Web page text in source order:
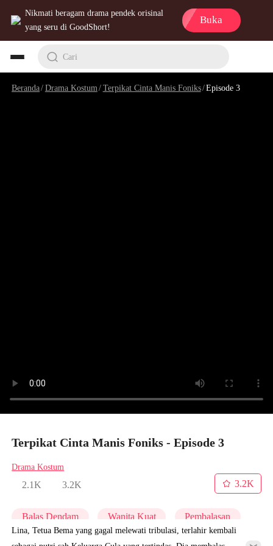
Nikmati beragam drama pendek orisinal
yang seru di GoodShort!
Buka
Cari
Beranda/Drama Kostum /Terpikat Cinta Manis Foniks/Episode 3
Terpikat Cinta Manis Foniks - Episode 3
Drama Kostum
2.1K 3.2K
3.2K
Balas Dendam Wanita Kuat Pembalasan
Lina, Tetua Bema yang gagal melewati tribulasi, terlahir kembali